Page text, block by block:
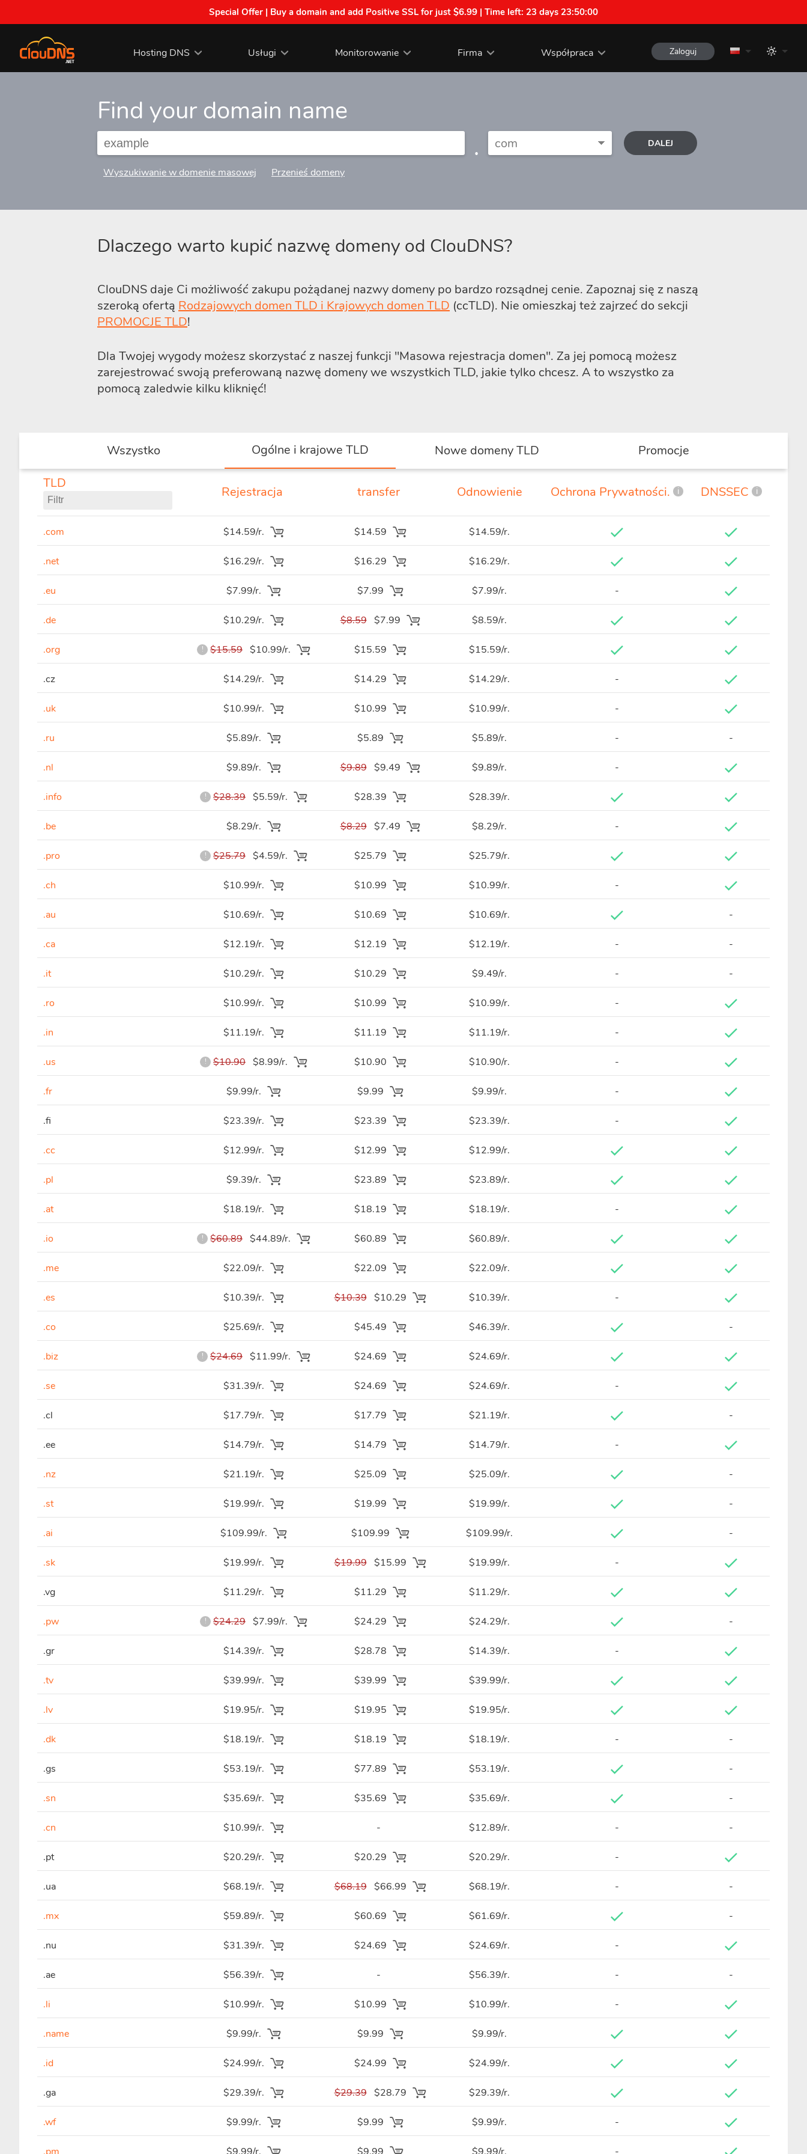
Special Offer | Buy a domain and add Positive SSL for just $6.99 | Time left: 23 days 23:49:59
Hosting DNS Usługi Monitorowanie Firma Współpraca Zaloguj
Find your domain name
.
DALEJ
Wyszukiwanie w domenie masowej Przenieś domeny
Dlaczego warto kupić nazwę domeny od ClouDNS?
ClouDNS daje Ci możliwość zakupu pożądanej nazwy domeny po bardzo rozsądnej cenie. Zapoznaj się z naszą
szeroką ofertą Rodzajowych domen TLD i Krajowych domen TLD (ccTLD). Nie omieszkaj też zajrzeć do sekcji
PROMOCJE TLD!
Dla Twojej wygody możesz skorzystać z naszej funkcji "Masowa rejestracja domen". Za jej pomocą możesz
zarejestrować swoją preferowaną nazwę domeny we wszystkich TLD, jakie tylko chcesz. A to wszystko za
pomocą zaledwie kilku kliknięć!
Wszystko Ogólne i krajowe TLD Nowe domeny TLD
Promocje
TLD
Rejestracja transfer Odnowienie Ochrona Prywatności. i DNSSEC i
.com $14.59/r. $14.59 $14.59/r.
.net $16.29/r. $16.29 $16.29/r.
.eu $7.99/r. $7.99 $7.99/r. -
.de $10.29/r. $8.59$7.99 $8.59/r.
.org ! $15.59 $10.99/r. $15.59 $15.59/r.
.cz $14.29/r. $14.29 $14.29/r. -
.uk $10.99/r. $10.99 $10.99/r. -
.ru $5.89/r. $5.89 $5.89/r. - -
.nl $9.89/r. $9.89$9.49 $9.89/r. -
.info ! $28.39 $5.59/r. $28.39 $28.39/r.
.be $8.29/r. $8.29$7.49 $8.29/r. -
.pro ! $25.79 $4.59/r. $25.79 $25.79/r.
.ch $10.99/r. $10.99 $10.99/r. -
.au $10.69/r. $10.69 $10.69/r. -
.ca $12.19/r. $12.19 $12.19/r. - -
.it $10.29/r. $10.29 $9.49/r. - -
.ro $10.99/r. $10.99 $10.99/r. -
.in $11.19/r. $11.19 $11.19/r. -
.us ! $10.90 $8.99/r. $10.90 $10.90/r. -
.fr $9.99/r. $9.99 $9.99/r. -
.fi $23.39/r. $23.39 $23.39/r. -
.cc $12.99/r. $12.99 $12.99/r.
.pl $9.39/r. $23.89 $23.89/r.
.at $18.19/r. $18.19 $18.19/r. -
.io ! $60.89 $44.89/r. $60.89 $60.89/r.
.me $22.09/r. $22.09 $22.09/r.
.es $10.39/r. $10.39$10.29 $10.39/r. -
.co $25.69/r. $45.49 $46.39/r. -
.biz ! $24.69 $11.99/r. $24.69 $24.69/r.
.se $31.39/r. $24.69 $24.69/r. -
.cl $17.79/r. $17.79 $21.19/r. -
.ee $14.79/r. $14.79 $14.79/r. -
.nz $21.19/r. $25.09 $25.09/r. -
.st $19.99/r. $19.99 $19.99/r. -
.ai $109.99/r. $109.99 $109.99/r. -
.sk $19.99/r. $19.99$15.99 $19.99/r. -
.vg $11.29/r. $11.29 $11.29/r.
.pw ! $24.29 $7.99/r. $24.29 $24.29/r. -
.gr $14.39/r. $28.78 $14.39/r. -
.tv $39.99/r. $39.99 $39.99/r.
.lv $19.95/r. $19.95 $19.95/r.
.dk $18.19/r. $18.19 $18.19/r. - -
.gs $53.19/r. $77.89 $53.19/r. -
.sn $35.69/r. $35.69 $35.69/r. -
.cn $10.99/r. - $12.89/r. - -
.pt $20.29/r. $20.29 $20.29/r. -
.ua $68.19/r. $68.19$66.99 $68.19/r. - -
.mx $59.89/r. $60.69 $61.69/r. -
.nu $31.39/r. $24.69 $24.69/r. -
.ae $56.39/r. - $56.39/r. - -
.li $10.99/r. $10.99 $10.99/r. -
.name $9.99/r. $9.99 $9.99/r.
.id $24.99/r. $24.99 $24.99/r.
.ga $29.39/r. $29.39$28.79 $29.39/r.
.wf $9.99/r. $9.99 $9.99/r. -
.pm $9.99/r. $9.99 $9.99/r. -